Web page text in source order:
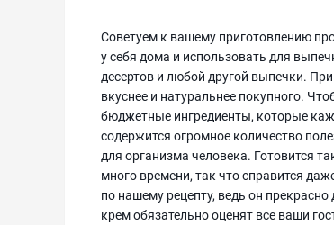
Советуем к вашему приготовлению
у себя дома и использовать для
десертов и любой другой выпечки.
вкуснее и натуральнее покупного.
бюджетные ингредиенты, которые
содержится огромное количество
для организма человека. Готовится
много времени, так что справится
по нашему рецепту, ведь он
крем обязательно оценят все ваши